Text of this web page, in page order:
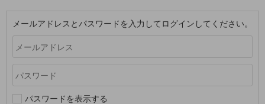
メールアドレスとパスワードを入力してログインしてください。
パスワードを表示する